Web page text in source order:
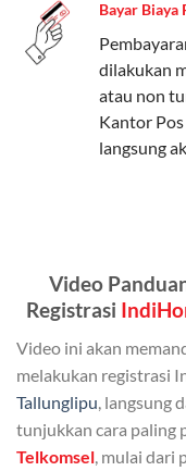
Paket Telkomsel
Salah satu fitur
Kuota Keluarga.
bisa membagikan
atau teman tanpa
Admin
Admin dapat
keluarga atau
Berlaku Nasional
Bayar Biaya
dilakukan
atau non
Kantor
langsung
Video
Registrasi
Video ini akan
melakukan registrasi
Tallunglipu , langsung
tunjukkan cara paling
Telkomsel , mulai dari